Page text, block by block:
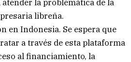
la problemática de la
libreña.
en Indonesia. Se espera que
a través de esta plataforma
al financiamiento, la